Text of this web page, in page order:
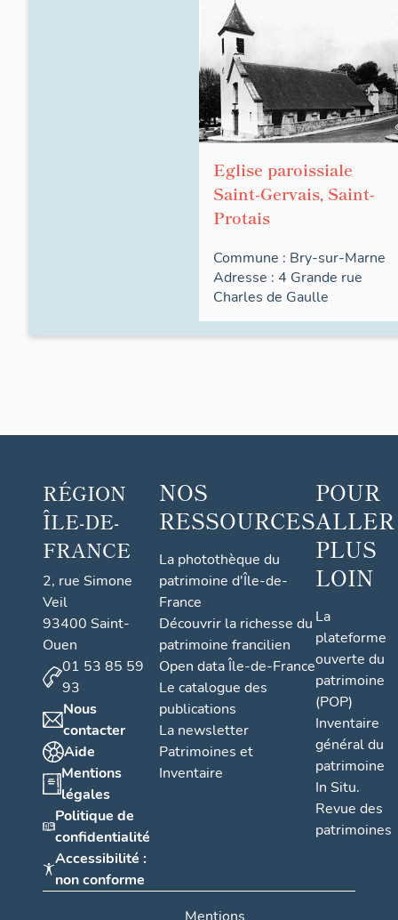
Eglise paroissiale
Saint-Gervais, Saint-
Protais
Commune : Bry-sur-Marne
Adresse : 4 Grande rue
Charles de Gaulle
RÉGION
ÎLE-DE-
FRANCE
2, rue Simone
Veil
93400 Saint-
Ouen
01 53 85 59
93
Nous
contacter
Aide
Mentions
légales
Politique de
confidentialité
Accessibilité :
non conforme
NOS
RESSOURCES
La photothèque du
patrimoine d'Île-de-
France
Découvrir la richesse du
patrimoine francilien
Open data Île-de-France
Le catalogue des
publications
La newsletter
Patrimoines et
Inventaire
POUR
ALLER
PLUS
LOIN
La
plateforme
ouverte du
patrimoine
(POP)
Inventaire
général du
patrimoine
In Situ.
Revue des
patrimoines